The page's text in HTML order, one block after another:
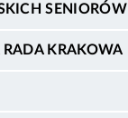
SENIORÓW
KRAKOWA